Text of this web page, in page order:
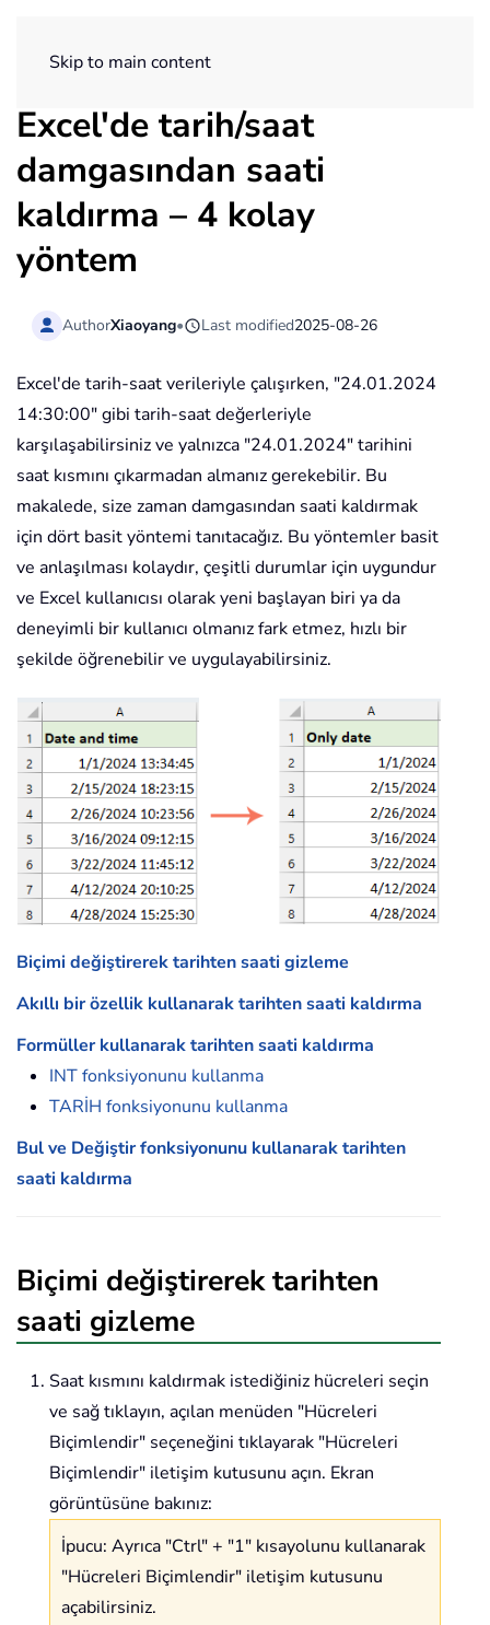
Skip to main content
Excel'de tarih/saat
damgasından saati
kaldırma – 4 kolay
yöntem
AuthorXiaoyang• Last modified2025-08-26
Excel'de tarih-saat verileriyle çalışırken, "24.01.2024
14:30:00" gibi tarih-saat değerleriyle
karşılaşabilirsiniz ve yalnızca "24.01.2024" tarihini
saat kısmını çıkarmadan almanız gerekebilir. Bu
makalede, size zaman damgasından saati kaldırmak
için dört basit yöntemi tanıtacağız. Bu yöntemler basit
ve anlaşılması kolaydır, çeşitli durumlar için uygundur
ve Excel kullanıcısı olarak yeni başlayan biri ya da
deneyimli bir kullanıcı olmanız fark etmez, hızlı bir
şekilde öğrenebilir ve uygulayabilirsiniz.
Biçimi değiştirerek tarihten saati gizleme
Akıllı bir özellik kullanarak tarihten saati kaldırma
Formüller kullanarak tarihten saati kaldırma
INT fonksiyonunu kullanma
TARİH fonksiyonunu kullanma
Bul ve Değiştir fonksiyonunu kullanarak tarihten
saati kaldırma
Biçimi değiştirerek tarihten
saati gizleme
Saat kısmını kaldırmak istediğiniz hücreleri seçin
ve sağ tıklayın, açılan menüden "Hücreleri
Biçimlendir" seçeneğini tıklayarak "Hücreleri
Biçimlendir" iletişim kutusunu açın. Ekran
görüntüsüne bakınız:
İpucu: Ayrıca "Ctrl" + "1" kısayolunu kullanarak
"Hücreleri Biçimlendir" iletişim kutusunu
açabilirsiniz.